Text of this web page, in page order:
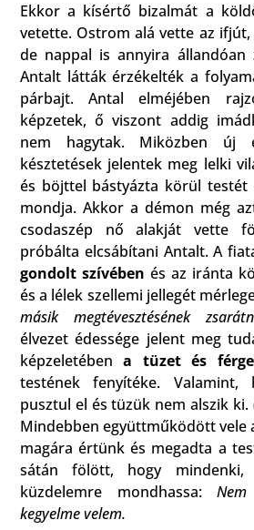
Ekkor a kísértő bizalmát a
vetette. Ostrom alá vette az ifjút,
de nappal is annyira állandóan
Antalt látták érzékelték a
párbajt. Antal elméjében
képzetek, ő viszont addig
nem hagytak. Miközben új
késztetések jelentek meg lelki
és böjttel bástyázta körül testét
mondja. Akkor a démon még
csodaszép nő alakját vette
próbálta elcsábítani Antalt. A
gondolt szívében és az iránta
és a lélek szellemi jellegét
másik megtévesztésének
élvezet édessége jelent meg
képzeletébena tüzet és
testének fenyítéke.
pusztul el és tüzük nem alszik ki.
Mindebben együttműködött vele
magára értünk és megadta a
sátán fölött, hogy
küzdelemre mondhassa:
kegyelme velem.